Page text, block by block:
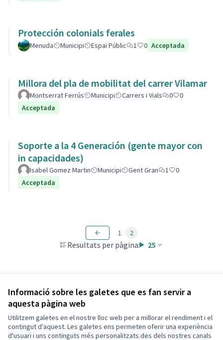
Informació sobre les galetes que es fan servir a
aquesta pàgina web
Utilitzem galetes en el nostre lloc web per a millorar el rendiment i el
contingut d'aquest. Les galetes ens permeten oferir una experiència
d'usuari i uns continguts més personalitzats des dels nostres canals
Protección colonials ferales
Menuda Municipi Espai Públic 1 0 Acceptada
Millora del pla de mobilitat del carrer Vilamar
Montserrat Ferrús Municipi Carrers i Vials 0
0
Acceptada
Soporte a la 4 Generación (gente mayor con
in capacidades)
Isabel Gomez Martin Municipi Gent Gran 1
0
Acceptada
Resultats per pàgina: 25
1 2
Veure totes les propostes retirades
Termes i condicions d'ús
Configuració de les galetes
Decidim Calafell a X
Decidim Calafell a Facebook
Decidim Calafell a YouTube
Decidim Calafell a GitHub